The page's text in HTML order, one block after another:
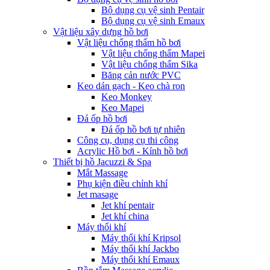
Bộ dụng cụ vệ sinh Pentair
Bộ dụng cụ vệ sinh Emaux
Vật liệu xây dựng hồ bơi
Vật liệu chống thấm hồ bơi
Vật liệu chống thấm Mapei
Vật liệu chống thấm Sika
Băng cản nước PVC
Keo dán gạch - Keo chà ron
Keo Monkey
Keo Mapei
Đá ốp hồ bơi
Đá ốp hồ bơi tự nhiên
Công cụ, dụng cụ thi công
Acrylic Hồ bơi - Kính hồ bơi
Thiết bị hồ Jacuzzi & Spa
Mắt Massage
Phụ kiện điều chỉnh khí
Jet masage
Jet khí pentair
Jet khí china
Máy thổi khí
Máy thổi khí Kripsol
Máy thổi khí Jackbo
Máy thổi khí Emaux